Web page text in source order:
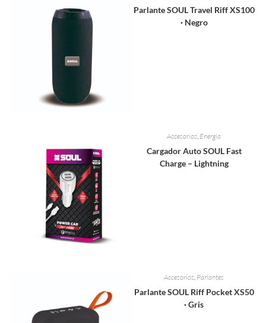
Parlante SOUL Travel Riff XS100
· Negro
Accesorios Energia
Cargador Auto SOUL Fast
Charge – Lightning
Accesorios Parlantes
Parlante SOUL Riff Pocket XS50
· Gris